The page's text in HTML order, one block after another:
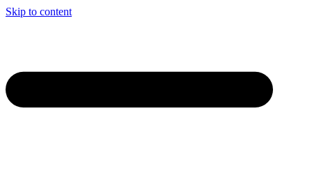
Skip to content